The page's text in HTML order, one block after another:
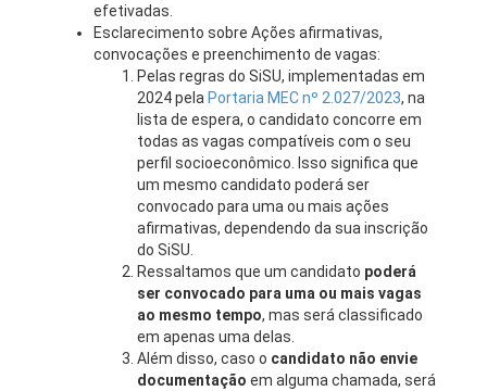
efetivadas.
Esclarecimento sobre Ações afirmativas,
convocações e preenchimento de vagas:
Pelas regras do SiSU, implementadas em
2024 pela Portaria MEC nº 2.027/2023, na
lista de espera, o candidato concorre em
todas as vagas compatíveis com o seu
perfil socioeconômico. Isso significa que
um mesmo candidato poderá ser
convocado para uma ou mais ações
afirmativas, dependendo da sua inscrição
do SiSU.
Ressaltamos que um candidato poderá
ser convocado para uma ou mais vagas
ao mesmo tempo, mas será classificado
em apenas uma delas.
Além disso, caso o candidato não envie
documentação em alguma chamada, será